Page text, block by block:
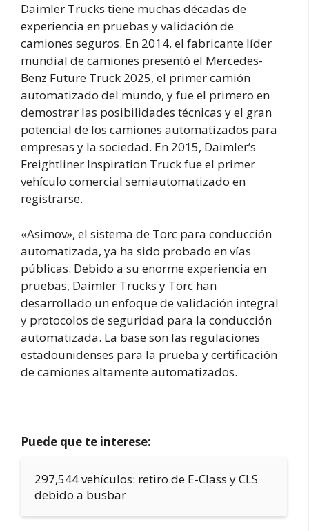
Daimler Trucks tiene muchas décadas de
experiencia en pruebas y validación de
camiones seguros. En 2014, el fabricante líder
mundial de camiones presentó el Mercedes-
Benz Future Truck 2025, el primer camión
automatizado del mundo, y fue el primero en
demostrar las posibilidades técnicas y el gran
potencial de los camiones automatizados para
empresas y la sociedad. En 2015, Daimler’s
Freightliner Inspiration Truck fue el primer
vehículo comercial semiautomatizado en
registrarse.
«Asimov», el sistema de Torc para conducción
automatizada, ya ha sido probado en vías
públicas. Debido a su enorme experiencia en
pruebas, Daimler Trucks y Torc han
desarrollado un enfoque de validación integral
y protocolos de seguridad para la conducción
automatizada. La base son las regulaciones
estadounidenses para la prueba y certificación
de camiones altamente automatizados.
Puede que te interese:
297,544 vehículos: retiro de E-Class y CLS
debido a busbar